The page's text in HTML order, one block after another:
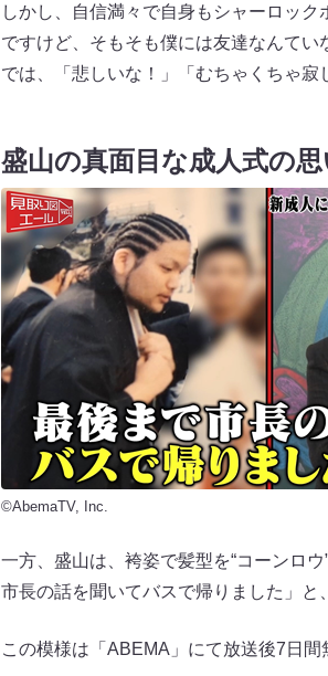
しかし、自信満々で自身もシャーロッ
ですけど、そもそも僕には友達なんて
では、「悲しいな！」「むちゃくちゃ
盛山の真面目な成人式の思
©AbemaTV, Inc.
一方、盛山は、袴姿で髪型を“コーンロ
市長の話を聞いてバスで帰りました」と
この模様は「ABEMA」にて放送後7日